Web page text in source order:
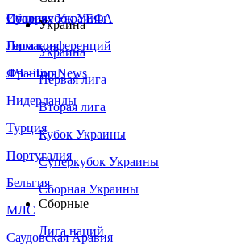
Сборная Украины
Италия
Германия
Франция
Нидерланды
Турция
Португалия
Бельгия
МЛС
Саудовская Аравия
Суперкубок УЕФА
Лига конференций
ЛЧ - Top News
Украина
Украина
Первая лига
Вторая лига
Кубок Украины
Суперкубок Украины
Сборная Украины
Сборные
Лига наций